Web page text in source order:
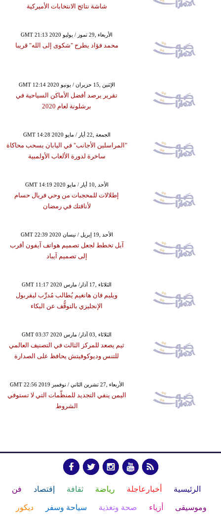
شاشة نتائج الانتخابات الأميركية
GMT 21:13 2020 الأربعاء ,29 تموز / يوليو
محمد فؤاد يطرح "شكوى إلى الله" قريبا
GMT 12:14 2020 الإثنين ,15 حزيران / يونيو
تقرير يرصد أفضل الأماكن السياحية في
برشلونة لعام 2020
GMT 14:28 2020 الجمعة ,22 أيار / مايو
"المراسلين الأجانب" في اليابان يسحب محاكاة
ساخرة لدورة الألعاب الأولمبية
GMT 14:19 2020 الأحد ,10 أيار / مايو
إطلالات للمحجبات من وحي فريال حسام
لأناقتك في رمضان
GMT 22:39 2020 الأحد ,19 إبريل / نيسان
آبل تخطط لجعل تصميم هواتف آيفون أقرب
إلى تصميم آيباد
GMT 11:17 2020 الثلاثاء ,17 آذار/ مارس
ويليم فان هانغيم يُطالب مُدرِّب ليفربول
الإنجليزي بالتوقُّف عن البكاء
GMT 03:37 2020 الثلاثاء ,03 آذار/ مارس
ثيم يصعد للمركز الثالث في التصنيف العالمي
للتنس وديوكوفيتش يحافظ على الصدارة
GMT 22:56 2019 الأربعاء ,27 تشرين الثاني / نوفمبر
اليمن ينفي التجديد للمنظّمات التي لا تستوفي
الشروط
الرئيسية أخبارعاجلة رياضة ثقافة إقتصاد فن
وموسيقى أزياء صحة وتغذية سياحة وسفر ديكور